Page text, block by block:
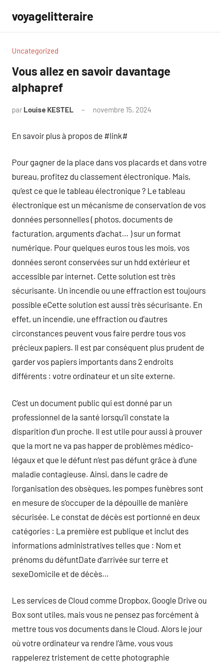
contenu
voyagelitteraire
Uncategorized
Vous allez en savoir davantage
alphapref
par Louise KESTEL novembre 15, 2024
En savoir plus à propos de #link#
Pour gagner de la place dans vos placards et dans votre
bureau, profitez du classement électronique. Mais,
qu’est ce que le tableau électronique ? Le tableau
électronique est un mécanisme de conservation de vos
données personnelles ( photos, documents de
facturation, arguments d’achat… ) sur un format
numérique. Pour quelques euros tous les mois, vos
données seront conservées sur un hdd extérieur et
accessible par internet. Cette solution est très
sécurisante. Un incendie ou une effraction est toujours
possible eCette solution est aussi très sécurisante. En
effet, un incendie, une effraction ou d’autres
circonstances peuvent vous faire perdre tous vos
précieux papiers. Il est par conséquent plus prudent de
garder vos papiers importants dans 2 endroits
différents : votre ordinateur et un site externe.
C’est un document public qui est donné par un
professionnel de la santé lorsqu’il constate la
disparition d’un proche. Il est utile pour aussi à prouver
que la mort ne va pas happer de problèmes médico-
légaux et que le défunt n’est pas défunt grâce à d’une
maladie contagieuse. Ainsi, dans le cadre de
l’organisation des obsèques, les pompes funèbres sont
en mesure de s’occuper de la dépouille de manière
sécurisée. Le constat de décès est portionné en deux
catégories : La première est publique et inclut des
informations administratives telles que : Nom et
prénoms du défuntDate d’arrivée sur terre et
sexeDomicile et de décès…
Les services de Cloud comme Dropbox, Google Drive ou
Box sont utiles, mais vous ne pensez pas forcément à
mettre tous vos documents dans le Cloud. Alors le jour
où votre ordinateur va rendre l’âme, vous vous
rappelerez tristement de cette photographie